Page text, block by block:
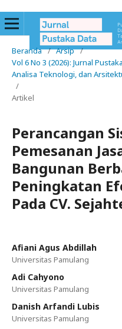
Beranda / Arsip /
Vol 6 No 3 (2026): Jurnal
Analisa Teknologi, dan
/
Artikel
Perancangan
Pemesanan
Bangunan
Peningkatan
Pada CV.
Afiani Agus Abdillah
Universitas Pamulang
Adi Cahyono
Universitas Pamulang
Danish Arfandi Lubis
Universitas Pamulang